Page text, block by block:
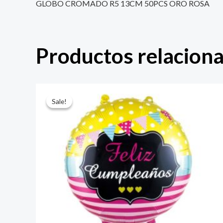
GLOBO CROMADO R5 13CM 50PCS ORO ROSA
Productos
Sale!
Sale!precio
original
$ 4.000.
precio
actual
es:
$ 2.800.